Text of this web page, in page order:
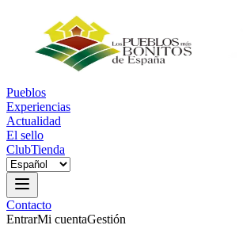
Pueblos
Experiencias
Actualidad
El sello
ClubTienda
Contacto
EntrarMi cuentaGestión